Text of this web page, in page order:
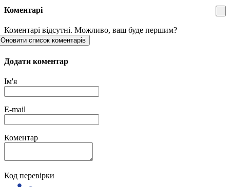
Коментарі
Коментарі відсутні. Можливо, ваш буде першим?
Оновити список коментарів
Додати коментар
Ім'я
E-mail
Коментар
Код перевірки